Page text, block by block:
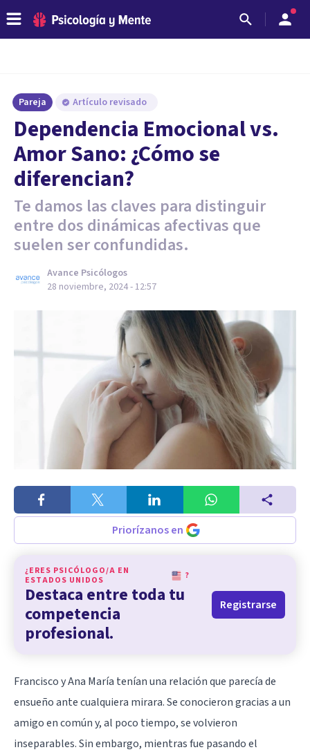
Pareja Artículo revisado
Dependencia Emocional vs.
Amor Sano: ¿Cómo se
diferencian?
Te damos las claves para distinguir
entre dos dinámicas afectivas que
suelen ser confundidas.
Avance Psicólogos
28 noviembre, 2024 - 12:57
Priorízanos en
¿ERES PSICÓLOGO/A EN
ESTADOS UNIDOS
?
Destaca entre toda tu
competencia
profesional.
Registrarse
Francisco y Ana María tenían una relación que parecía de
ensueño ante cualquiera mirara. Se conocieron gracias a un
amigo en común y, al poco tiempo, se volvieron
inseparables. Sin embargo, mientras fue pasando el